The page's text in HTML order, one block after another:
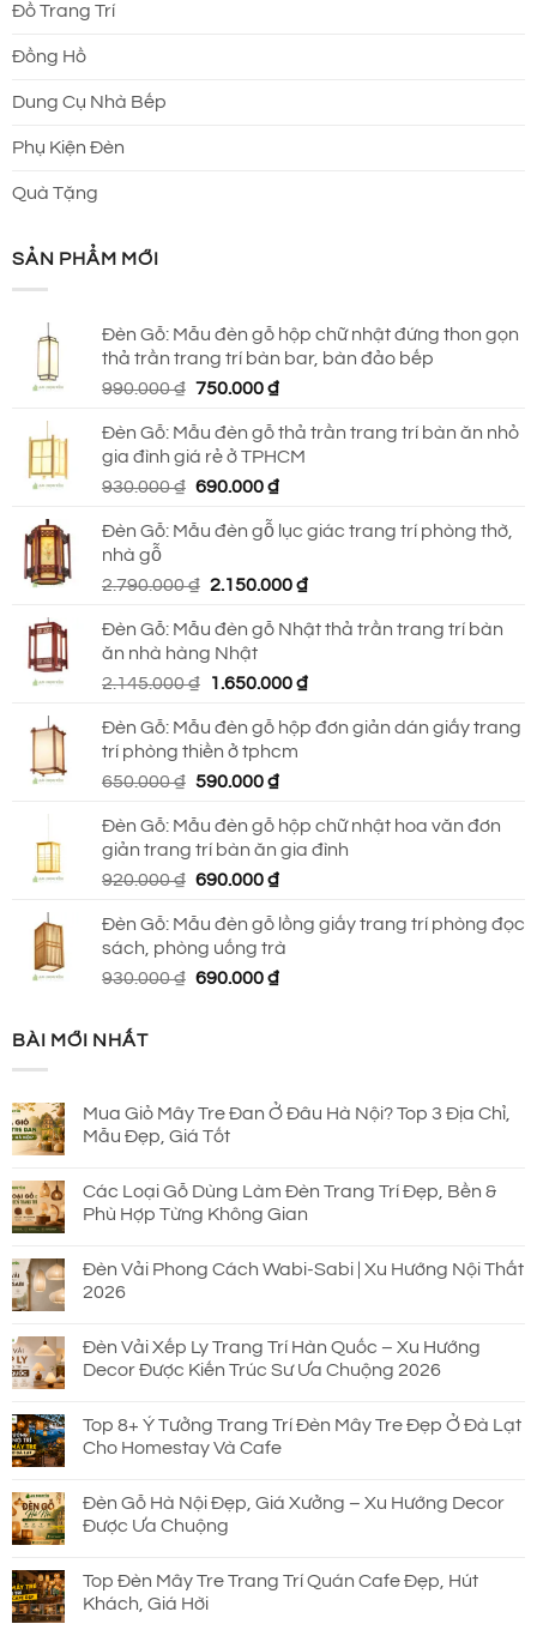
Đồ Trang Trí
Đồng Hồ
Dung Cụ Nhà Bếp
Phụ Kiện Đèn
Quà Tặng
SẢN PHẨM MỚI
Đèn Gỗ: Mẫu đèn gỗ hộp chữ nhật đứng thon gọn
thả trần trang trí bàn bar, bàn đảo bếp
990.000₫ Giá
là:
990.000 ₫.
750.000₫Giá
tại
là:
750.000 ₫.
Đèn Gỗ: Mẫu đèn gỗ thả trần trang trí bàn ăn nhỏ
gia đình giá rẻ ở TPHCM
930.000₫ Giá
là:
690.000₫Giá
tại
690.000 ₫.
Đèn Gỗ: Mẫu đèn gỗ lục giác trang trí phòng thờ,
nhà gỗ
2.790.000₫ Giá
là:
2.790.000 ₫.
2.150.000₫Giá
tại
2.150.000 ₫.
Đèn Gỗ: Mẫu đèn gỗ Nhật thả trần trang trí bàn
ăn nhà hàng Nhật
2.145.000₫
Giá
là:
2.145.000 ₫.
1.650.000₫Giá
tại
Đèn Gỗ: Mẫu đèn gỗ hộp đơn giản dán giấy trang
trí phòng thiền ở tphcm
650.000₫ Giá
là:
650.000 ₫.
590.000₫Giá
tại
là:
590.000 ₫.
Đèn Gỗ: Mẫu đèn gỗ hộp chữ nhật hoa văn đơn
giản trang trí bàn ăn gia đình
920.000₫ Giá
là:
920.000 ₫.
690.000₫Giá
tại
là:
690.000 ₫.
Đèn Gỗ: Mẫu đèn gỗ lồng giấy trang trí phòng đọc
sách, phòng uống trà
930.000₫ Giá
690.000₫Giá
BÀI MỚI NHẤT
Mua Giỏ Mây Tre Đan Ở Đâu Hà Nội? Top 3 Địa Chỉ,
Mẫu Đẹp, Giá Tốt
Các Loại Gỗ Dùng Làm Đèn Trang Trí Đẹp, Bền &
Phù Hợp Từng Không Gian
Đèn Vải Phong Cách Wabi-Sabi | Xu Hướng Nội Thất
2026
Đèn Vải Xếp Ly Trang Trí Hàn Quốc – Xu Hướng
Decor Được Kiến Trúc Sư Ưa Chuộng 2026
Top 8+ Ý Tưởng Trang Trí Đèn Mây Tre Đẹp Ở Đà Lạt
Cho Homestay Và Cafe
Đèn Gỗ Hà Nội Đẹp, Giá Xưởng – Xu Hướng Decor
Được Ưa Chuộng
Top Đèn Mây Tre Trang Trí Quán Cafe Đẹp, Hút
Khách, Giá Hời